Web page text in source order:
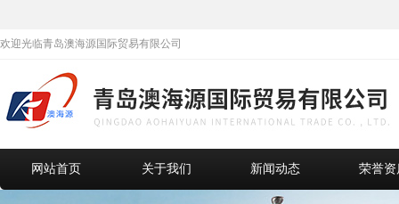
欢迎光临青岛澳海源国际贸易有限公司
网站首页 关于我们 新闻动态 荣誉资